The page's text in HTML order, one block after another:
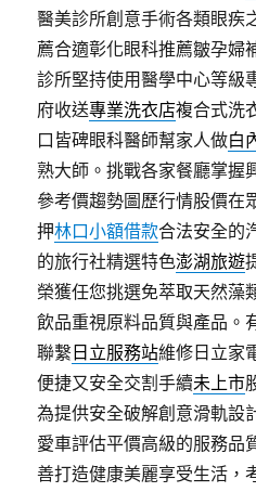
醫美診所創意手術各類眼疾
薦合適彰化眼科推薦皺孕婦
診所堅持使用醫學中心等級
府收送專業洗衣店複合式洗
口皆碑眼科醫師幫家人做白
熟大師。挑戰各家餐廳掌握
參考價趨勢圖歷行情股價在
押林口小額借款合法安全的
的旅行社精選特色澎湖旅遊
榮獲任您挑選免萃取天然藻
飲品重視原料品質與產品。
聯繫 日立服務站維修日立家
便捷又安全交割手續未上市
為提供安全破解創意滑軌設
愛車評估平價高級的服務品
善打造健康美麗享受生活，